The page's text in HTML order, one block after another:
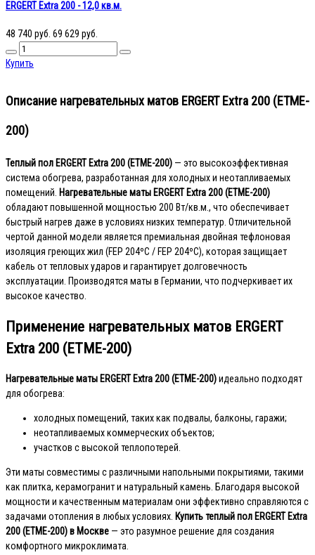
ERGERT Extra 200 - 12,0 кв.м.
48 740 руб. 69 629 руб.
Купить
Описание нагревательных матов ERGERT Extra 200 (ETME-
200)
Теплый пол ERGERT Extra 200 (ETME-200) — это высокоэффективная
система обогрева, разработанная для холодных и неотапливаемых
помещений. Нагревательные маты ERGERT Extra 200 (ETME-200)
обладают повышенной мощностью 200 Вт/кв.м., что обеспечивает
быстрый нагрев даже в условиях низких температур. Отличительной
чертой данной модели является премиальная двойная тефлоновая
изоляция греющих жил (FEP 204ºС / FEP 204ºС), которая защищает
кабель от тепловых ударов и гарантирует долговечность
эксплуатации. Производятся маты в Германии, что подчеркивает их
высокое качество.
Применение нагревательных матов ERGERT
Extra 200 (ETME-200)
Нагревательные маты ERGERT Extra 200 (ETME-200)идеально подходят
для обогрева:
холодных помещений, таких как подвалы, балконы, гаражи;
неотапливаемых коммерческих объектов;
участков с высокой теплопотерей.
Эти маты совместимы с различными напольными покрытиями, такими
как плитка, керамогранит и натуральный камень. Благодаря высокой
мощности и качественным материалам они эффективно справляются с
задачами отопления в любых условиях. Купить теплый пол ERGERT Extra
200 (ETME-200) в Москве — это разумное решение для создания
комфортного микроклимата.